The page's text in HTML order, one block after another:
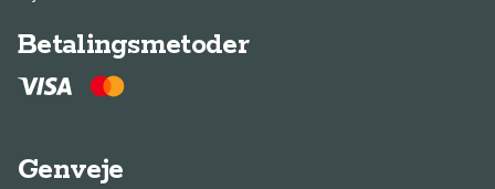
Betalingsmetoder
Genveje